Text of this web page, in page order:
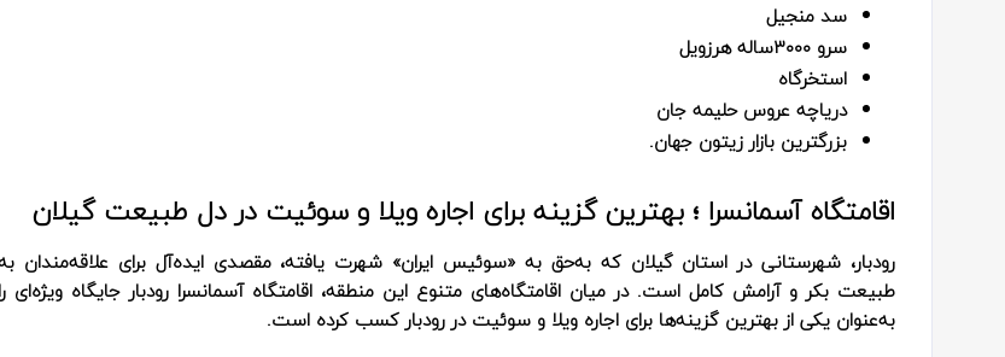
سد منجیل
سرو ۳۰۰۰ساله هرزویل
استخرگاه
دریاچه عروس حلیمه جان
بزرگترین بازار زیتون جهان.
اقامتگاه آسمانسرا ؛ بهترین گزینه برای اجاره ویلا و سوئیت در دل طبیعت گیلان
رودبار، شهرستانی در استان گیلان که به‌حق به «سوئیس ایران» شهرت یافته، مقصدی ایده‌آل برای علاقه‌مندان
طبیعت بکر و آرامش کامل است. در میان اقامتگاه‌های متنوع این منطقه، اقامتگاه آسمانسرا رودبار جایگاه ویژه‌ای را
به‌عنوان یکی از بهترین گزینه‌ها برای اجاره ویلا و سوئیت در رودبار کسب کرده است.